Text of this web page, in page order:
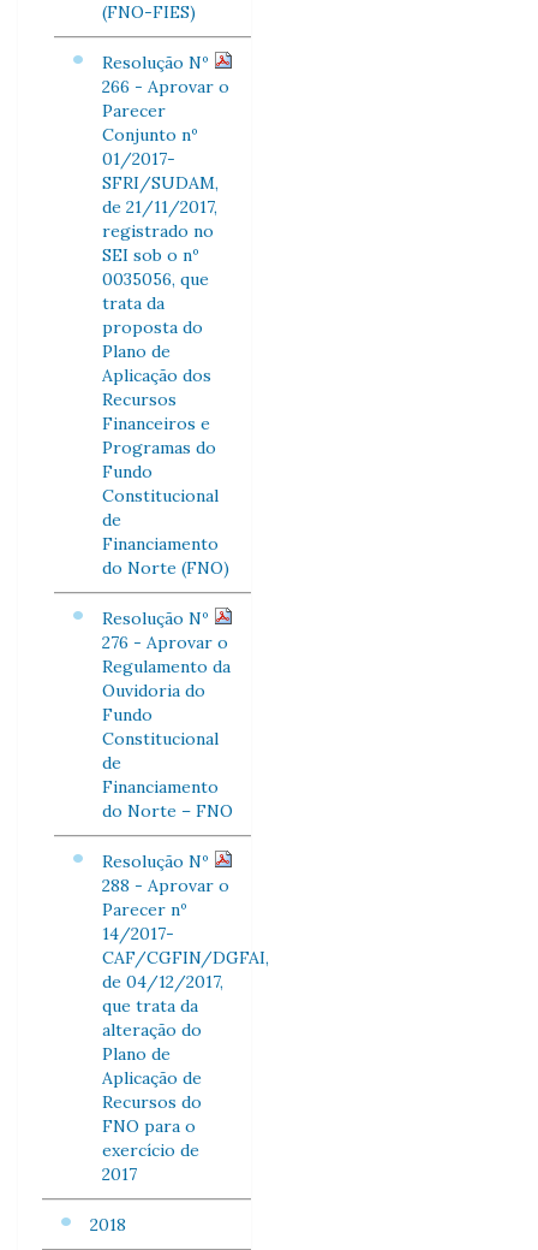
(FNO-FIES)
Resolução Nº
266 - Aprovar o
Parecer
Conjunto nº
01/2017-
SFRI/SUDAM,
de 21/11/2017,
registrado no
SEI sob o nº
0035056, que
trata da
proposta do
Plano de
Aplicação dos
Recursos
Financeiros e
Programas do
Fundo
Constitucional
de
Financiamento
do Norte (FNO)
Resolução Nº
276 - Aprovar o
Regulamento da
Ouvidoria do
Fundo
Constitucional
de
Financiamento
do Norte – FNO
Resolução Nº
288 - Aprovar o
Parecer nº
14/2017-
CAF/CGFIN/DGFAI,
de 04/12/2017,
que trata da
alteração do
Plano de
Aplicação de
Recursos do
FNO para o
exercício de
2017
2018